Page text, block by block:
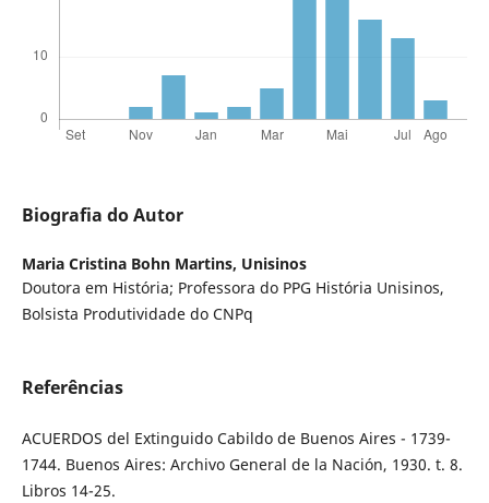
Biografia do Autor
Maria Cristina Bohn Martins, Unisinos
Doutora em História; Professora do PPG História Unisinos,
Bolsista Produtividade do CNPq
Referências
ACUERDOS del Extinguido Cabildo de Buenos Aires - 1739-
1744. Buenos Aires: Archivo General de la Nación, 1930. t. 8.
Libros 14-25.